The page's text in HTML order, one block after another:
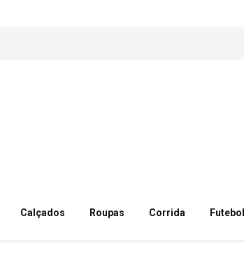
Calçados Roupas Corrida Futebol